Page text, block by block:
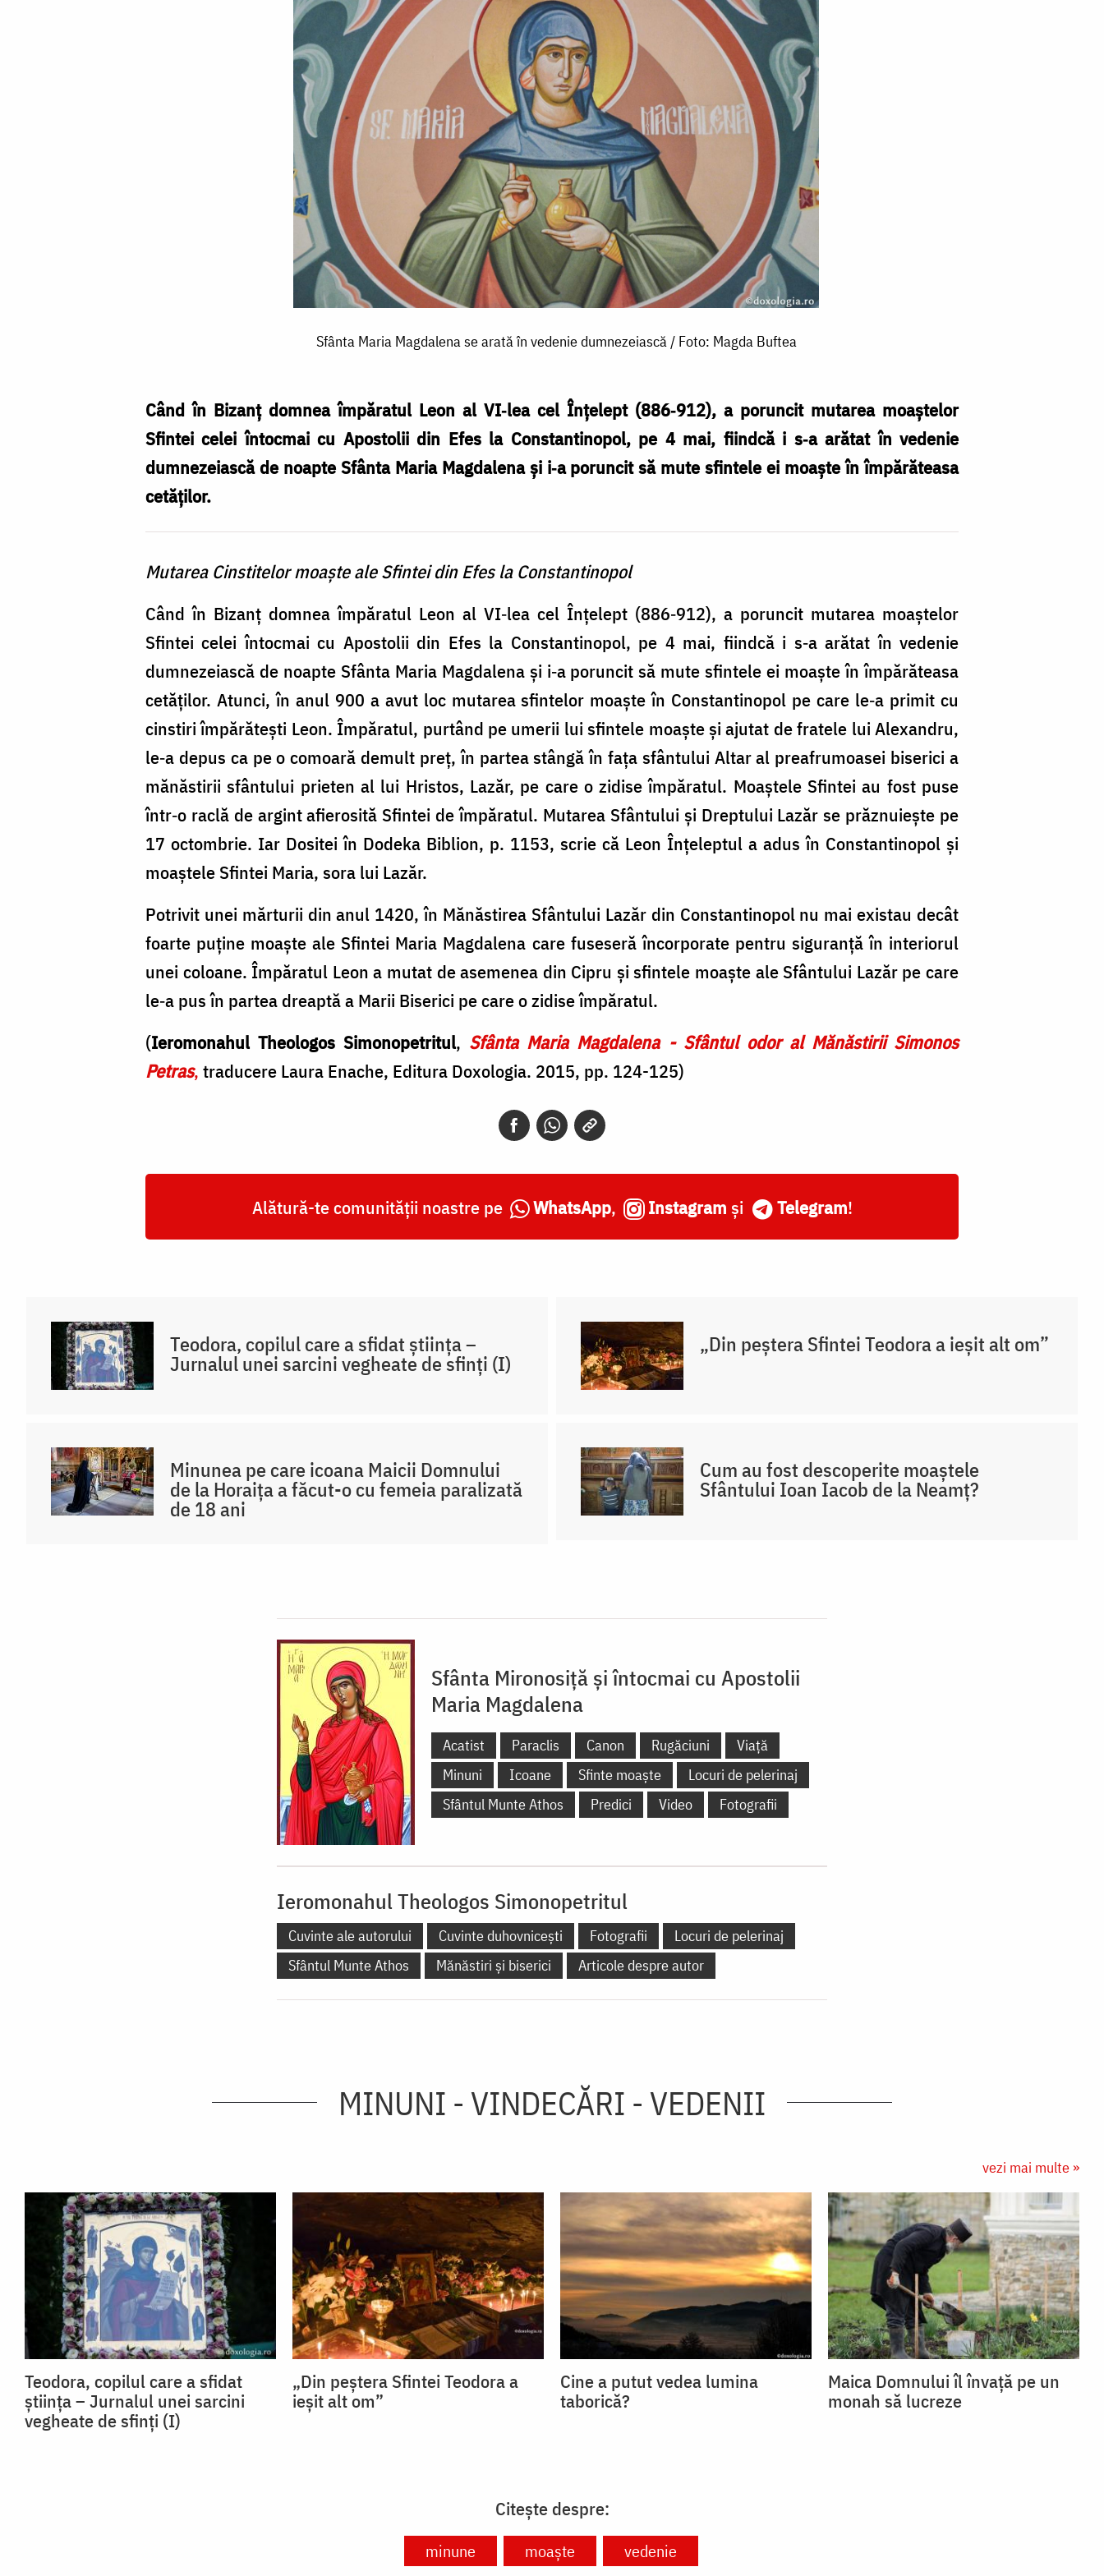
Sfânta Maria Magdalena se arată în vedenie dumnezeiască / Foto: Magda Buftea
Când în Bizanț domnea împăratul Leon al VI‐lea cel Înțelept (886‐912), a poruncit mutarea moaștelor
Sfintei celei întocmai cu Apostolii din Efes la Constantinopol, pe 4 mai, fiindcă i s‐a arătat în vedenie
dumnezeiască de noapte Sfânta Maria Magdalena și i‐a poruncit să mute sfintele ei moaște în împărăteasa
cetăților.
Mutarea Cinstitelor moaște ale Sfintei din Efes la Constantinopol
Când în Bizanț domnea împăratul Leon al VI‐lea cel Înțelept (886‐912), a poruncit mutarea moaștelor
Sfintei celei întocmai cu Apostolii din Efes la Constantinopol, pe 4 mai, fiindcă i s‐a arătat în vedenie
dumnezeiască de noapte Sfânta Maria Magdalena și i‐a poruncit să mute sfintele ei moaște în împărăteasa
cetăților. Atunci, în anul 900 a avut loc mutarea sfintelor moaște în Constantinopol pe care le‐a primit cu
cinstiri împărătești Leon. Împăratul, purtând pe umerii lui sfintele moaște și ajutat de fratele lui Alexandru,
le‐a depus ca pe o comoară demult preț, în partea stângă în fața sfântului Altar al preafrumoasei biserici a
mănăstirii sfântului prieten al lui Hristos, Lazăr, pe care o zidise împăratul. Moaștele Sfintei au fost puse
într‐o raclă de argint afierosită Sfintei de împăratul. Mutarea Sfântului și Dreptului Lazăr se prăznuiește pe
17 octombrie. Iar Dositei în Dodeka Biblion, p. 1153, scrie că Leon Înțeleptul a adus în Constantinopol și
moaștele Sfintei Maria, sora lui Lazăr.
Potrivit unei mărturii din anul 1420, în Mănăstirea Sfântului Lazăr din Constantinopol nu mai existau decât
foarte puține moaște ale Sfintei Maria Magdalena care fuseseră încorporate pentru siguranță în interiorul
unei coloane. Împăratul Leon a mutat de asemenea din Cipru și sfintele moaște ale Sfântului Lazăr pe care
le‐a pus în partea dreaptă a Marii Biserici pe care o zidise împăratul.
(Ieromonahul Theologos Simonopetritul, Sfânta Maria Magdalena - Sfântul odor al Mănăstirii Simonos
Petras, traducere Laura Enache, Editura Doxologia. 2015, pp. 124-125)
Alătură-te comunității noastre pe WhatsApp, Instagram și Telegram!
Teodora, copilul care a sfidat știința –
Jurnalul unei sarcini vegheate de sfinți (I)
„Din peștera Sfintei Teodora a ieșit alt om”
Minunea pe care icoana Maicii Domnului
de la Horaița a făcut-o cu femeia paralizată
de 18 ani
Cum au fost descoperite moaștele
Sfântului Ioan Iacob de la Neamț?
Sfânta Mironosiță și întocmai cu Apostolii
Maria Magdalena
Acatist Paraclis Canon Rugăciuni
Viață
Minuni
Icoane Sfinte moaște
Locuri de pelerinaj
Sfântul Munte Athos
Predici Video Fotografii
Ieromonahul Theologos Simonopetritul
Cuvinte ale autorului Cuvinte duhovnicești Fotografii
Locuri de pelerinaj
Sfântul Munte Athos
Mănăstiri și biserici Articole despre autor
MINUNI - VINDECĂRI - VEDENII
vezi mai multe »
Teodora, copilul care a sfidat
știința – Jurnalul unei sarcini
vegheate de sfinți (I)
„Din peștera Sfintei Teodora a
ieșit alt om”
Cine a putut vedea lumina
taborică?
Maica Domnului îl învață pe un
monah să lucreze
Citește despre:
minune moaște vedenie